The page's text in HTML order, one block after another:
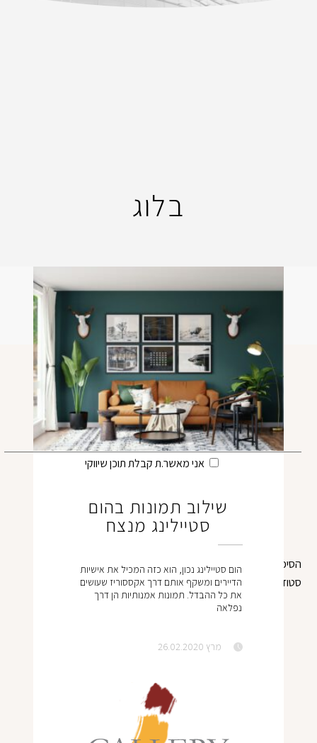
בלוג
שילוב תמונות בהום
סטיילינג מנצח
הום סטיילינג נכון, הוא כזה המכיל את אישיות
הדיירים ומשקף אותם דרך אקססוריז שעושים
את כל ההבדל. תמונות אמנותיות הן דרך
נפלאה
מרץ 26.02.2020
הצטרפו למועדון לקוחות
אני מאשר.ת קבלת תוכן שיווקי
הסיפור שלנו
סטודיו להדפסה ומסגור
צור קשר
בלוג
תקנון
בחר שם משתמש באנגלית בלבד
בחר סיסמה מ-6 עד 14 תווים המכלים ספרות ואותיות באנגלית
וודא סיסמה
בהצטרפות הינך מצהיר כי קראת את התקנון ואתה
אני פחות רוצה לקבל עדכונים, תודה
יש לי חשבון